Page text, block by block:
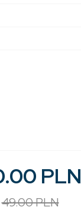
PLN
49.00 PLN